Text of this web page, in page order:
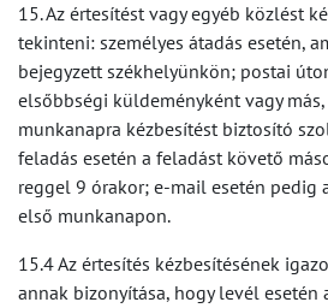
15. Az értesítést vagy egyéb közlést
tekinteni: személyes átadás esetén,
bejegyzett székhelyünkön; postai
elsőbbségi küldeményként vagy
munkanapra kézbesítést biztosító
feladás esetén a feladást követő
reggel 9 órakor; e-mail esetén pedig
első munkanapon.
15.4 Az értesítés kézbesítésének
annak bizonyítása, hogy levél esetén